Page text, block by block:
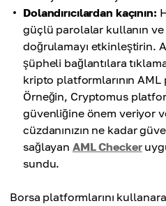
Dolandırıcılardan kaçının:
güçlü parolalar kullanın
doğrulamayı etkinleştirin.
şüpheli bağlantılara
kripto platformlarının
Örneğin, Cryptomus
güvenliğine önem veriyor
cüzdanınızın ne kadar
sağlayan AML Checker
sundu.
Borsa platformlarını